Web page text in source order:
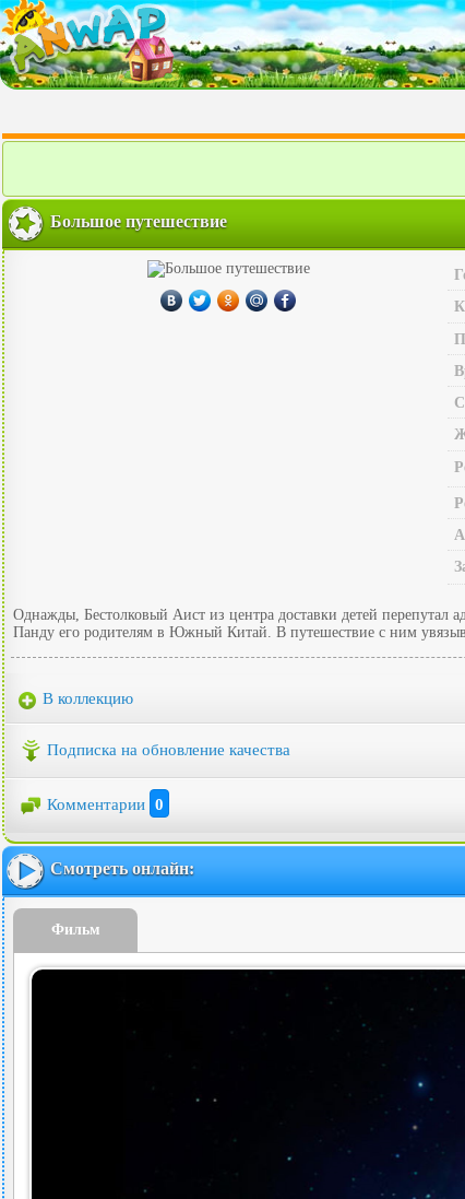
Большое путешествие
Однажды, Бестолковый Аист из центра доставки детей
Панду его родителям в Южный Китай. В путешествие с ним
В коллекцию
Подписка на обновление качества
Комментарии 0
Смотреть онлайн:
Фильм